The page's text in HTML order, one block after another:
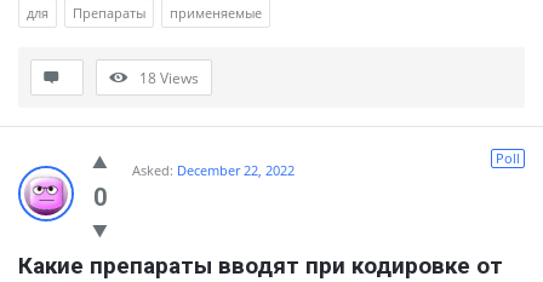
для Препараты применяемые
18Views
0
Poll
Asked: December 22, 2022
Какие препараты вводят при кодировке от